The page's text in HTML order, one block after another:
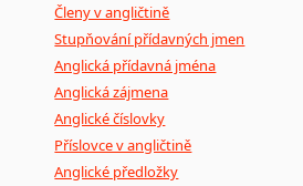
Členy v angličtině
Stupňování přídavných jmen
Anglická přídavná jména
Anglická zájmena
Anglické číslovky
Příslovce v angličtině
Anglické předložky